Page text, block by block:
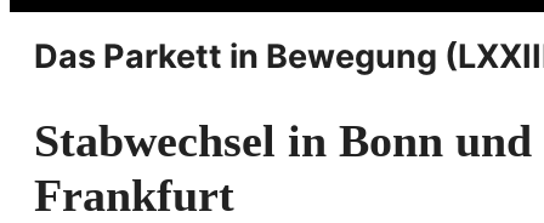
Das Parkett in Bewegung
Stabwechsel in Bonn und
Frankfurt